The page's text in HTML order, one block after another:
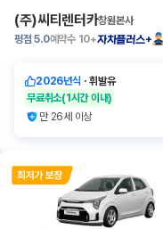
(주)씨티렌터카창원본사
평점 5.0예약수 10+자차플러스+
2026년식 ㆍ휘발유
무료취소(1시간 이내)
만 26세 이상